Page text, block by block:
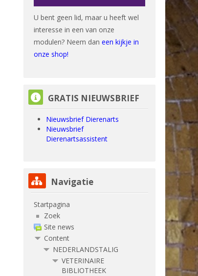
U bent geen lid, maar u heeft wel
interesse in een van onze
modulen? Neem dan een kijkje in
onze shop!
GRATIS NIEUWSBRIEF overslaan
GRATIS NIEUWSBRIEF
Nieuwsbrief Dierenarts
Nieuwsbrief
Dierenartsassistent
Navigatie overslaan
Navigatie
Startpagina
Zoek
Site news
Content
NEDERLANDSTALIG
VETERINAIRE
BIBLIOTHEEK